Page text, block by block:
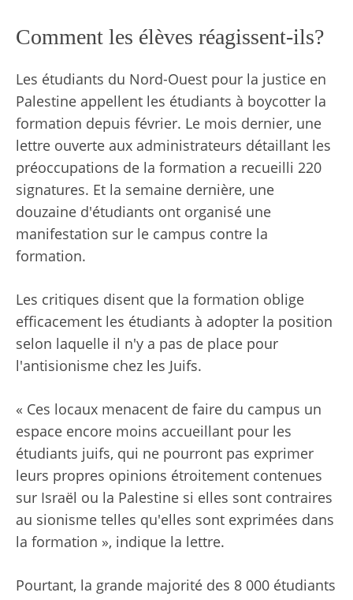
Comment les élèves réagissent-ils?
Les étudiants du Nord-Ouest pour la justice en
Palestine appellent les étudiants à boycotter la
formation depuis février. Le mois dernier, une
lettre ouverte aux administrateurs détaillant les
préoccupations de la formation a recueilli 220
signatures. Et la semaine dernière, une
douzaine d'étudiants ont organisé une
manifestation sur le campus contre la
formation.
Les critiques disent que la formation oblige
efficacement les étudiants à adopter la position
selon laquelle il n'y a pas de place pour
l'antisionisme chez les Juifs.
« Ces locaux menacent de faire du campus un
espace encore moins accueillant pour les
étudiants juifs, qui ne pourront pas exprimer
leurs propres opinions étroitement contenues
sur Israël ou la Palestine si elles sont contraires
au sionisme telles qu'elles sont exprimées dans
la formation », indique la lettre.
Pourtant, la grande majorité des 8 000 étudiants